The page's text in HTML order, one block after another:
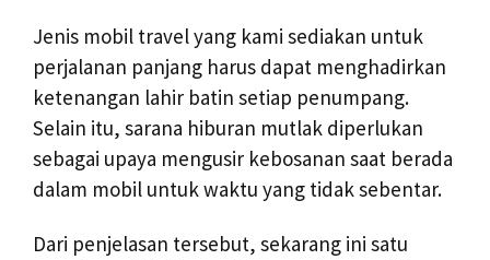
Jenis mobil travel yang kami sediakan untuk
perjalanan panjang harus dapat menghadirkan
ketenangan lahir batin setiap penumpang.
Selain itu, sarana hiburan mutlak diperlukan
sebagai upaya mengusir kebosanan saat berada
dalam mobil untuk waktu yang tidak sebentar.
Dari penjelasan tersebut, sekarang ini satu